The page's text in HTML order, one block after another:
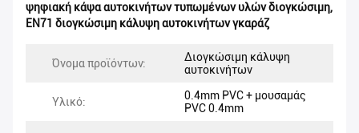
ψηφιακή κάψα αυτοκινήτων τυπωμένων υλών διογκώσιμη,
EN71 διογκώσιμη κάλυψη αυτοκινήτων γκαράζ
Όνομα προϊόντων:
Διογκώσιμη κάλυψη
αυτοκινήτων
Υλικό:
0.4mm PVC + μουσαμάς
PVC 0.4mm